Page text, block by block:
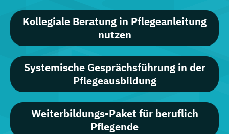
Kollegiale Beratung in Pflegeanleitung
nutzen
Systemische Gesprächsführung in der
Pflegeausbildung
Weiterbildungs-Paket für beruflich
Pflegende